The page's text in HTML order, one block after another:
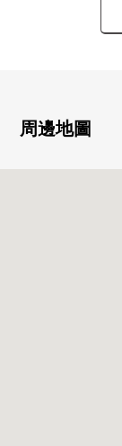
・ 阪急電鐵
※臨時測量面
周邊地圖